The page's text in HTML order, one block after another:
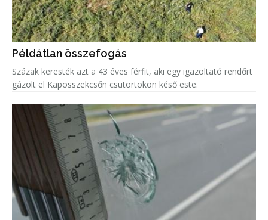
Példátlan összefogás
Százak keresték azt a 43 éves férfit, aki egy igazoltató rendőrt
gázolt el Kaposszekcsőn csütörtökön késő este.